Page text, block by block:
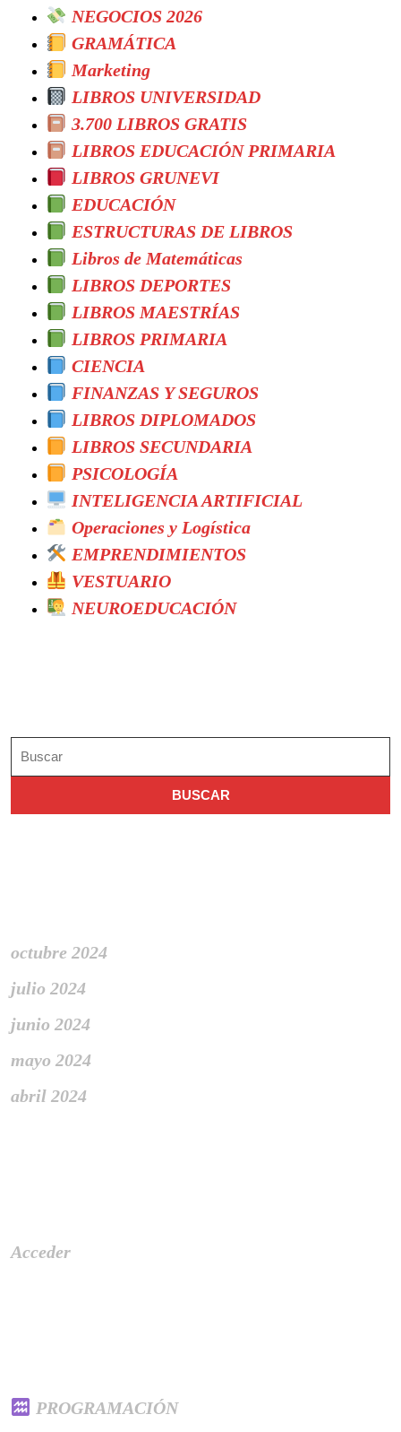
NEGOCIOS 2026
GRAMÁTICA
Marketing
LIBROS UNIVERSIDAD
3.700 LIBROS GRATIS
LIBROS EDUCACIÓN PRIMARIA
LIBROS GRUNEVI
EDUCACIÓN
ESTRUCTURAS DE LIBROS
Libros de Matemáticas
LIBROS DEPORTES
LIBROS MAESTRÍAS
LIBROS PRIMARIA
CIENCIA
FINANZAS Y SEGUROS
LIBROS DIPLOMADOS
LIBROS SECUNDARIA
PSICOLOGÍA
INTELIGENCIA ARTIFICIAL
Operaciones y Logística
EMPRENDIMIENTOS
VESTUARIO
NEUROEDUCACIÓN
octubre 2024
julio 2024
junio 2024
mayo 2024
abril 2024
Acceder
PROGRAMACIÓN